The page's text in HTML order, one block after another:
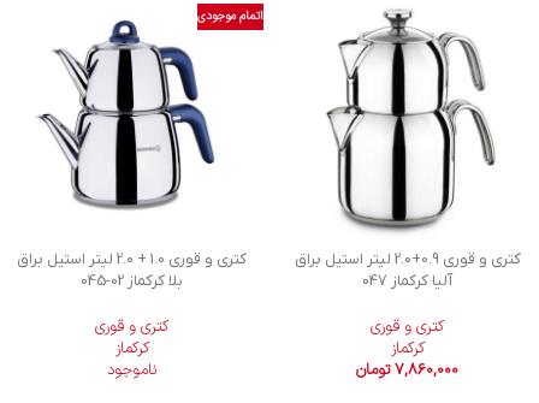
کتری و قوری 0.9+2.0 لیتر استیل براق
آلیا کرکماز 047
کتری و قوری
کرکماز
7,860,000 تومان
اتمام موجودی
کتری و قوری 1.0 + 2.0 لیتر استیل براق
بلا کرکماز 045-02
کتری و قوری
کرکماز
ناموجود